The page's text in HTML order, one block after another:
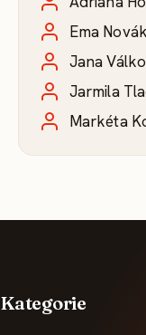
Ema
Jana
Jarmila
Markéta
Kategorie